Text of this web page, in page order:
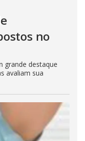
no
grande destaque
avaliam sua